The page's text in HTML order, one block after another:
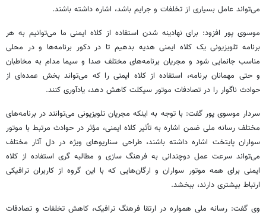
می‌تواند عامل بسیاری از تخلفات و جرایم باشد، اشاره داشته باشند.
موسوی پور افزود: برای نهادینه شدن استفاده از کلاه ایمنی ما می‌توانیم به هر
برنامه تلویزیونی یک کلاه ایمنی هدیه بدهیم تا در دکور برنامه‌ها و در محلی
مناسب جانمایی شود و مجریان برنامه‌های مختلف صدا و سیما مدام به مخاطبان
و حتی مهمانان برنامه، استفاده از کلاه ایمنی را که می‌تواند بخش عمده‌ای از
حوادث ناگوار را در تصادفات موتور سیکلت کاهش دهد، یادآوری کنند.
سردار موسوی پور گفت: با توجه به اینکه مجریان تلویزیونی می‌توانند در برنامه‌های
مختلف رسانه ملی ضمن اشاره به تأثیر کلاه ایمنی، مؤثر در حوادث مرتبط با موتور
سواران پایتخت اشاره داشته باشند، طراحی سناریوهای ویژه در دل آثار مختلف
می‌تواند سرعت عمل دوچندانی به فرهنگ سازی و مطالبه گری استفاده از کلاه
ایمنی برای همه موتور سواران و ارگان‌هایی که با این گروه از کاربران ترافیکی
ارتباط بیشتری دارند، ببخشد.
وی گفت: رسانه ملی همواره در ارتقا فرهنگ ترافیک، کاهش تخلفات و تصادفات